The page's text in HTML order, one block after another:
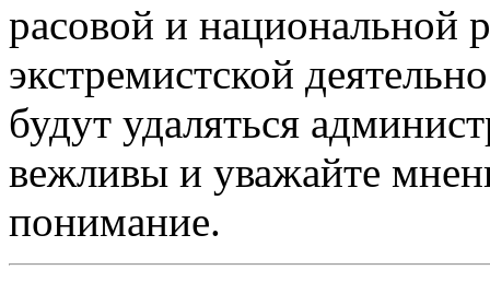
расовой и национальной
экстремистской
будут удаляться
вежливы и уважайте
понимание.